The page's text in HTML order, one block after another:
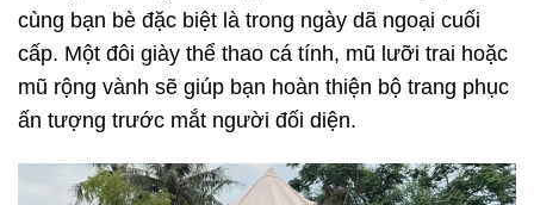
cùng bạn bè đặc biệt là trong ngày dã ngoại cuối
cấp. Một đôi giày thể thao cá tính, mũ lưỡi trai hoặc
mũ rộng vành sẽ giúp bạn hoàn thiện bộ trang phục
ấn tượng trước mắt người đối diện.